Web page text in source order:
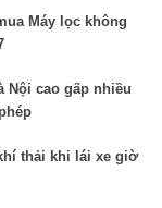
Máy lọc không
Nội cao gấp nhiều
thải khi lái xe giờ